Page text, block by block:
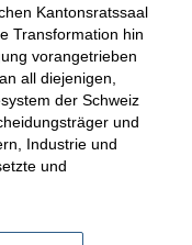
Kantonsratssaal
Transformation hin
vorangetrieben
all diejenigen,
der Schweiz
und
Industrie und
und